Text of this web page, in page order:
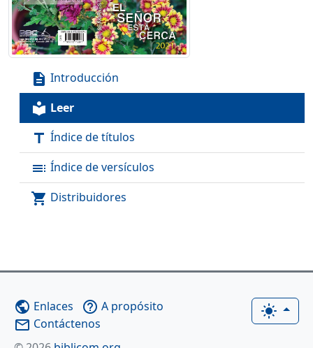
description Introducción
local_library Leer
title Índice de títulos
toc Índice de versículos
shopping_cart Distribuidores
light_mode
public Enlaces help_outline A propósito
mail_outline Contáctenos